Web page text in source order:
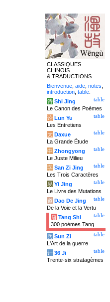
CLASSIQUES
CHINOIS
& TRADUCTIONS
Bienvenue aide notes
introduction table
table
诗 Shi Jing
Le Canon des Poèmes
table
论 Lun Yu
Les Entretiens
table
大 Daxue
La Grande Étude
table
中 Zhongyong
Le Juste Milieu
table
字 San Zi Jing
Les Trois Caractères
table
易 Yi Jing
Le Livre des Mutations
table
道 Dao De Jing
De la Voie et la Vertu
table
唐 Tang Shi
300 poèmes Tang
table
兵 Sun Zi
L'Art de la guerre
table
计 36 Ji
Trente-six stratagèmes